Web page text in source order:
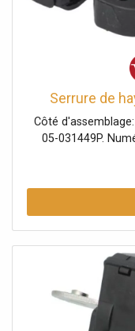
Serrure de
Côté
05-031449P.